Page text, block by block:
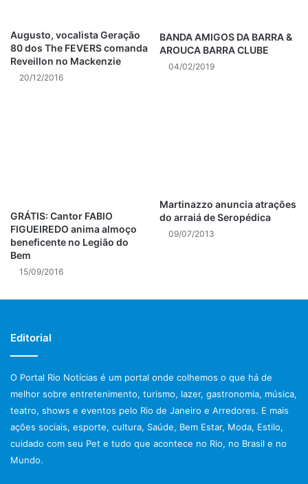
fácil. Já participou e ganhou vários concursos literários e
marcou presença em diversas feiras pelo Brasil, com
palestras e bate-papos com os leitores.
Augusto, vocalista Geração
80 dos The FEVERS comanda
Reveillon no Mackenzie
20/12/2016
BANDA AMIGOS DA BARRA &
AROUCA BARRA CLUBE
04/02/2019
GRÁTIS: Cantor FABIO
FIGUEIREDO anima almoço
beneficente no Legião do
Bem
15/09/2016
Martinazzo anuncia atrações
do arraiá de Seropédica
09/07/2013
Editorial
O Portal Rio Notícias é um portal onde colhemos o que há de
melhor sobre entretenimento, turismo, lazer, gastronomia, música,
teatro, shows e eventos pelo Rio de Janeiro e Arredores. E mais
ações sociais, esporte, cultura, Saúde, Bem Estar, Moda, Estilo,
cuidado com seu Pet e tudo que acontece no Rio, no Brasil e no
Mundo.